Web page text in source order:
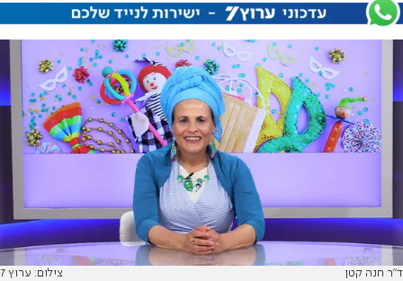
ד"ר חנה קטן צילום: ערוץ 7